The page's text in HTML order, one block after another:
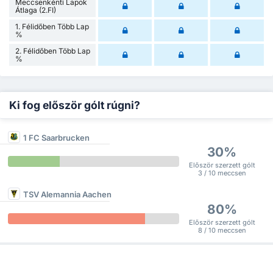
Meccsenkénti Lapok
Átlaga (2.FI)
1. Félidőben Több Lap
%
2. Félidőben Több Lap
%
Ki fog először gólt rúgni?
1 FC Saarbrucken
30%
Először szerzett gólt
3 / 10 meccsen
TSV Alemannia Aachen
80%
Először szerzett gólt
8 / 10 meccsen